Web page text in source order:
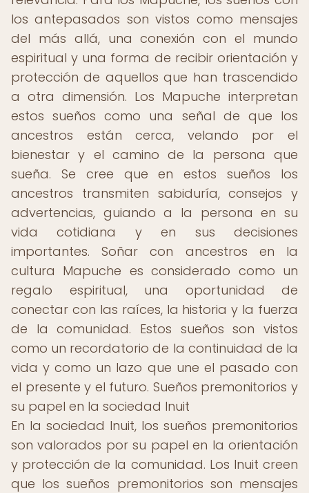
los antepasados son vistos como mensajes
del más allá, una conexión con el mundo
espiritual y una forma de recibir orientación y
protección de aquellos que han trascendido
a otra dimensión. Los Mapuche interpretan
estos sueños como una señal de que los
ancestros están cerca, velando por el
bienestar y el camino de la persona que
sueña. Se cree que en estos sueños los
ancestros transmiten sabiduría, consejos y
advertencias, guiando a la persona en su
vida cotidiana y en sus decisiones
importantes. Soñar con ancestros en la
cultura Mapuche es considerado como un
regalo espiritual, una oportunidad de
conectar con las raíces, la historia y la fuerza
de la comunidad. Estos sueños son vistos
como un recordatorio de la continuidad de la
vida y como un lazo que une el pasado con
el presente y el futuro. Sueños premonitorios y
su papel en la sociedad Inuit
En la sociedad Inuit, los sueños premonitorios
son valorados por su papel en la orientación
y protección de la comunidad. Los Inuit creen
que los sueños premonitorios son mensajes